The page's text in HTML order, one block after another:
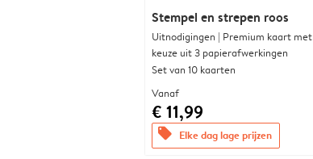
Stempel en strepen roos
Uitnodigingen | Premium kaart met
keuze uit 3 papierafwerkingen
Set van 10 kaarten
Vanaf
€ 11,99
offers Elke dag lage prijzen